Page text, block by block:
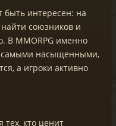
быть интересен: на
союзников и
В MMORPG именно
самыми насыщенными,
а игроки активно
тех, кто ценит